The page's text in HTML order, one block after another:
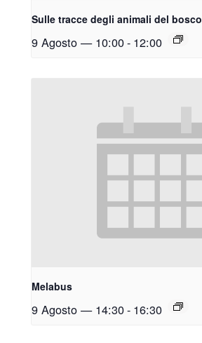
Sulle tracce degli animali del bosco
9 Agosto — 10:00- 12:00
Melabus
9 Agosto — 14:30- 16:30